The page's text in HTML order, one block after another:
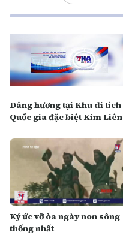
Dâng hương tại Khu di tích
Quốc gia đặc biệt Kim Liên
Ký ức vỡ òa ngày non sông
thống nhất